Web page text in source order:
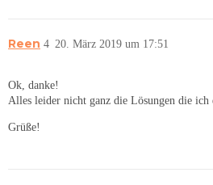
Reen 20. März 2019 um 17:51
4
Ok, danke!
Alles leider nicht ganz die Lösungen die ich
Grüße!